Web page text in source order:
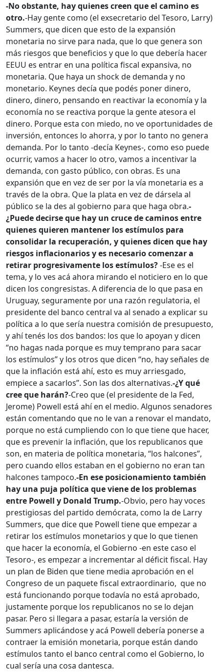
-No obstante, hay quienes creen que el camino es
otro.-Hay gente como (el exsecretario del Tesoro, Larry)
Summers, que dicen que esto de la expansión
monetaria no sirve para nada, que lo que genera son
más riesgos que beneficios y que lo que debería hacer
EEUU es entrar en una política fiscal expansiva, no
monetaria. Que haya un shock de demanda y no
monetario. Keynes decía que podés poner dinero,
dinero, dinero, pensando en reactivar la economía y la
economía no se reactiva porque la gente atesora el
dinero. Porque esta con miedo, no ve oportunidades de
inversión, entonces lo ahorra, y por lo tanto no genera
demanda. Por lo tanto -decía Keynes-, como eso puede
ocurrir, vamos a hacer lo otro, vamos a incentivar la
demanda, con gasto público, con obras. Es una
expansión que en vez de ser por la vía monetaria es a
través de la obra. Que la plata en vez de dársela al
público se la des al gobierno para que haga obra.-
¿Puede decirse que hay un cruce de caminos entre
quienes quieren mantener los estímulos para
consolidar la recuperación, y quienes dicen que hay
riesgos inflacionarios y es necesario comenzar a
retirar progresivamente los estímulos?-Ese es el
tema, y lo ves acá ahora mirando el noticiero en lo que
dicen los congresistas. A diferencia de lo que pasa en
Uruguay, seguramente por una razón regulatoria, el
presidente del banco central va al senado a explicar su
política a lo que sería nuestra comisión de presupuesto,
y ahí tenés los dos bandos: los que lo apoyan y dicen
“no hagas nada porque es muy temprano para sacar
los estímulos” y los otros que dicen “no, hay señales de
que la inflación está ahí, esto es muy arriesgado,
empiece a sacarlos”. Son las dos alternativas.-¿Y qué
cree que harán?-Creo que (el presidente de la Fed,
Jerome) Powell está ahí en el medio. Algunos senadores
están comentando que no le van a renovar el mandato,
porque no está cumpliendo con lo que tiene que hacer,
que es prevenir la inflación, que los republicanos que
son, en materia de política monetaria, “los halcones”,
pero cuando ellos estaban en el gobierno no eran tan
halcones tampoco.-En ese posicionamiento también
hay una puja política que viene de los problemas
entre Powell y Donald Trump.-Obvio, pero hay voces
prestigiosas del partido demócrata, como la de Larry
Summers, que dice que Powell tiene que empezar a
retirar los estímulos monetarios y que lo que tienen
que hacer la economía, el Gobierno -en este caso el
Tesoro-, es empezar a incrementar al déficit fiscal. Hay
un plan de Biden que tiene media aprobación en el
Congreso de un paquete fiscal extraordinario, que no
está funcionando porque todavía no está aprobado,
justamente porque los republicanos no se lo dejan
pasar. Pero si llegara a pasar, estaría la versión de
Summers aplicándose y acá Powell debería ponerse a
contraer la emisión monetaria, porque están dando
estímulos tanto el banco central como el Gobierno, lo
cual sería una cosa dantesca.